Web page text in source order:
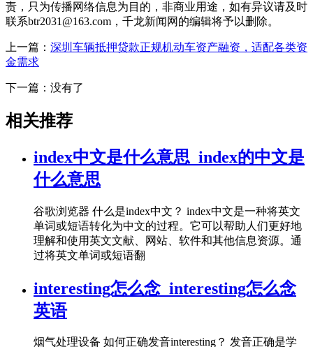
责，只为传播网络信息为目的，非商业用途，如有异议请及时
联系btr2031@163.com，千龙新闻网的编辑将予以删除。
上一篇： 深圳车辆抵押贷款正规机动车资产融资，适配各类资
金需求
下一篇：没有了
相关推荐
index中文是什么意思_index的中文是
什么意思
谷歌浏览器 什么是index中文？ index中文是一种将英文
单词或短语转化为中文的过程。它可以帮助人们更好地
理解和使用英文文献、网站、软件和其他信息资源。通
过将英文单词或短语翻
interesting怎么念_interesting怎么念
英语
烟气处理设备 如何正确发音interesting？ 发音正确是学